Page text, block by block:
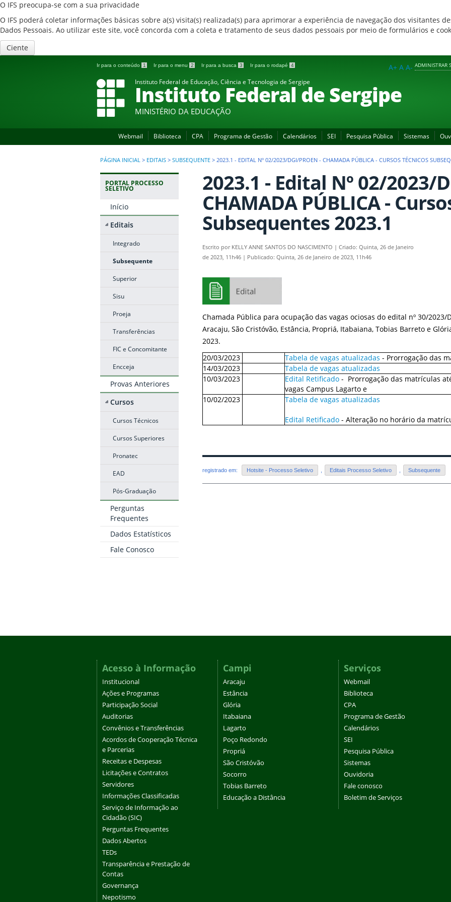
O IFS preocupa-se com a sua privacidade
O IFS poderá coletar informações básicas sobre a(s) visita(s) realizada(s) para aprimorar a experiência de navegação dos visitantes
Dados Pessoais. Ao utilizar este site, você concorda com a coleta e tratamento de seus dados pessoais por meio de formulários e
Ciente
Ir para o conteúdo 1 Ir para o menu 2 Ir para a busca 3 Ir para o rodapé 4 ADMINISTRAR
A+ A A-
Instituto Federal de Educação, Ciência e Tecnologia de Sergipe
Instituto Federal de Sergipe
MINISTÉRIO DA EDUCAÇÃO
Webmail Biblioteca CPA Programa de Gestão Calendários SEI Pesquisa Pública Sistemas
PÁGINA INICIAL > EDITAIS > SUBSEQUENTE > 2023.1 - EDITAL Nº 02/2023/DGI/PROEN - CHAMADA PÚBLICA - CURSOS TÉCNICOS
PORTAL PROCESSO
SELETIVO
Início
Editais
Integrado
Subsequente
Superior
Sisu
Proeja
Transferências
FIC e Concomitante
Encceja
Provas Anteriores
Cursos
Cursos Técnicos
Cursos Superiores
Pronatec
EAD
Pós-Graduação
Perguntas
Frequentes
Dados Estatísticos
Fale Conosco
2023.1 - Edital Nº 02/2023/
CHAMADA PÚBLICA -
Subsequentes 2023.1
Escrito por KELLY ANNE SANTOS DO NASCIMENTO | Criado: Quinta, 26 de Janeiro
de 2023, 11h46 | Publicado: Quinta, 26 de Janeiro de 2023, 11h46
Chamada Pública para ocupação das vagas ociosas do edital nº 30/2023/
Aracaju, São Cristóvão, Estância, Propriá, Itabaiana, Tobias Barreto e
2023.
20/03/2023
Tabela de vagas atualizadas - Prorrogação das
14/03/2023
Tabela de vagas atualizadas
10/03/2023
Edital Retificado - Prorrogação das matrículas
vagas Campus Lagarto e
10/02/2023
Tabela de vagas atualizadas
Edital Retificado - Alteração no horário da
registrado em: Hotsite - Processo Seletivo Editais Processo Seletivo Subsequente
Acesso à Informação
Institucional
Ações e Programas
Participação Social
Auditorias
Convênios e Transferências
Acordos de Cooperação Técnica
e Parcerias
Receitas e Despesas
Licitações e Contratos
Servidores
Informações Classificadas
Serviço de Informação ao
Cidadão (SIC)
Perguntas Frequentes
Dados Abertos
TEDs
Transparência e Prestação de
Contas
Governança
Nepotismo
Campi
Aracaju
Estância
Glória
Itabaiana
Lagarto
Poço Redondo
Propriá
São Cristóvão
Socorro
Tobias Barreto
Educação a Distância
Serviços
Webmail
Biblioteca
CPA
Programa de Gestão
Calendários
SEI
Pesquisa Pública
Sistemas
Ouvidoria
Fale conosco
Boletim de Serviços